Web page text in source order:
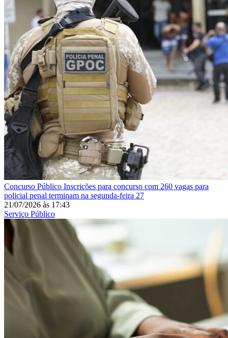
Concurso Público Inscrições para concurso com 260 vagas para
policial penal terminam na segunda-feira 27
21/07/2026 às 17:43
Serviço Público